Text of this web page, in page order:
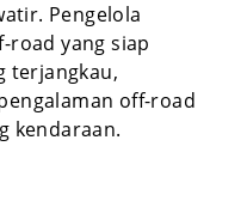
Pengelola
road yang siap
terjangkau,
off-road
kendaraan.